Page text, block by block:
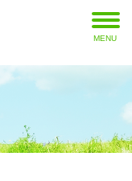
MENU